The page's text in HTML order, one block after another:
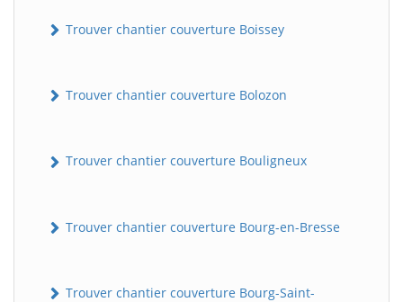
Trouver chantier couverture Boissey
Trouver chantier couverture Bolozon
Trouver chantier couverture Bouligneux
Trouver chantier couverture Bourg-en-Bresse
Trouver chantier couverture Bourg-Saint-